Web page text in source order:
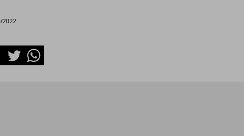
2022
TwitterWhatsapp